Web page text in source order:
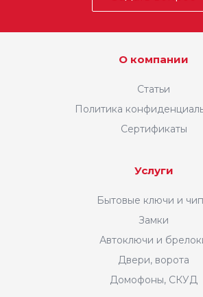
О компании
Статьи
Политика
Сертификаты
Услуги
Бытовые ключи и
Замки
Автоключи и
Двери, ворота
Домофоны, СКУД